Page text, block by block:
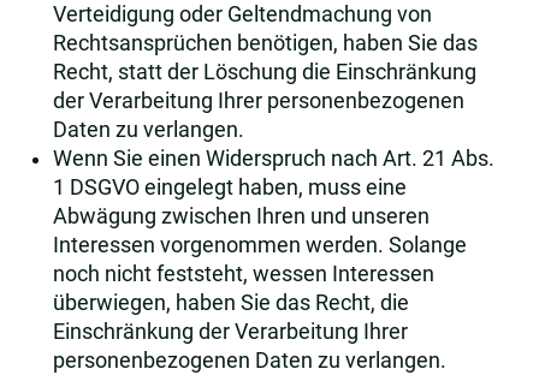
Verteidigung oder Geltendmachung von
Rechtsansprüchen benötigen, haben Sie das
Recht, statt der Löschung die Einschränkung
der Verarbeitung Ihrer personenbezogenen
Daten zu verlangen.
Wenn Sie einen Widerspruch nach Art. 21 Abs.
1 DSGVO eingelegt haben, muss eine
Abwägung zwischen Ihren und unseren
Interessen vorgenommen werden. Solange
noch nicht feststeht, wessen Interessen
überwiegen, haben Sie das Recht, die
Einschränkung der Verarbeitung Ihrer
personenbezogenen Daten zu verlangen.